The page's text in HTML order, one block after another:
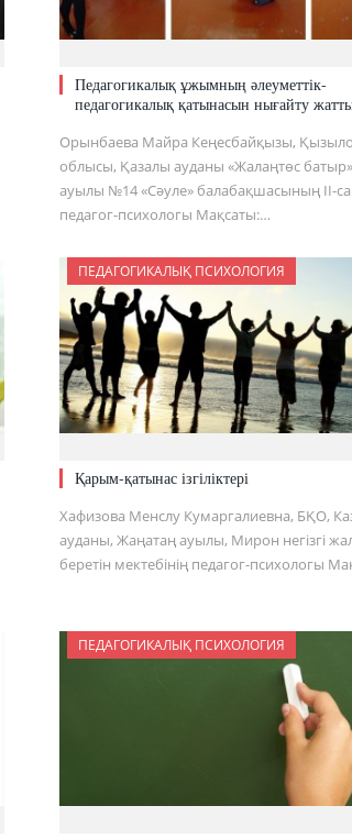
Педагогикалық ұжымның әлеуметтік-
педагогикалық қатынасын нығайту
Орынбаева Майра Кеңесбайқызы,
облысы, Қазалы ауданы «Жалаңтөс батыр»
ауылы №14 «Сәуле» балабақшасының ІІ-
педагог-психологы Мақсаты:…
ПЕДАГОГИКАЛЫҚ ПСИХОЛОГИЯ
Қарым-қатынас ізгіліктері
Хафизова Менслу Кумаргалиевна, БҚО,
ауданы, Жаңатаң ауылы, Мирон негізгі
беретін мектебінің педагог-психологы
ПЕДАГОГИКАЛЫҚ ПСИХОЛОГИЯ